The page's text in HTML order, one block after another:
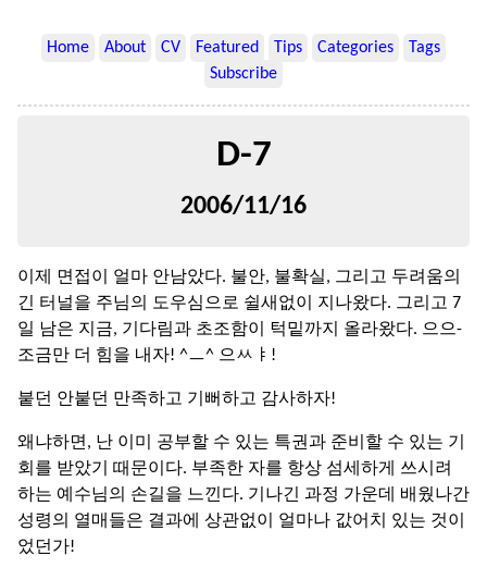
Home About CV Featured Tips Categories
Tags
Subscribe
D-7
2006/11/16
이제 면접이 얼마 안남았다. 불안, 불확실, 그리고 두려움의
긴 터널을 주님의 도우심으로 쉴새없이 지나왔다. 그리고 7
일 남은 지금, 기다림과 초조함이 턱밑까지 올라왔다. 으으-
조금만 더 힘을 내자! ^ㅡ^ 으ㅆㅑ!
붙던 안붙던 만족하고 기뻐하고 감사하자!
왜냐하면, 난 이미 공부할 수 있는 특권과 준비할 수 있는 기
회를 받았기 때문이다. 부족한 자를 항상 섬세하게 쓰시려
하는 예수님의 손길을 느낀다. 기나긴 과정 가운데 배웠나간
성령의 열매들은 결과에 상관없이 얼마나 값어치 있는 것이
었던가!